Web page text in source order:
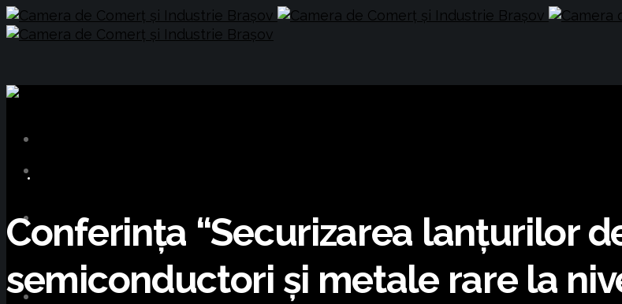
Conferința “Securizarea lanțurilor
semiconductori și metale rare la